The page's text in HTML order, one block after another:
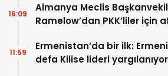
Almanya Meclis
Ramelow’dan PKK’liler için
16:09
Ermenistan’da bir ilk:
defa Kilise lideri yargılanıyor
11:59